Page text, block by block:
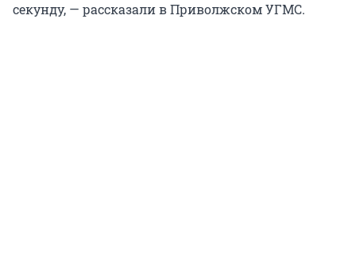
секунду, — рассказали в Приволжском УГМС.